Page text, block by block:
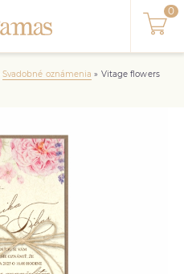
Svadobné oznámenia » Vitage flowers